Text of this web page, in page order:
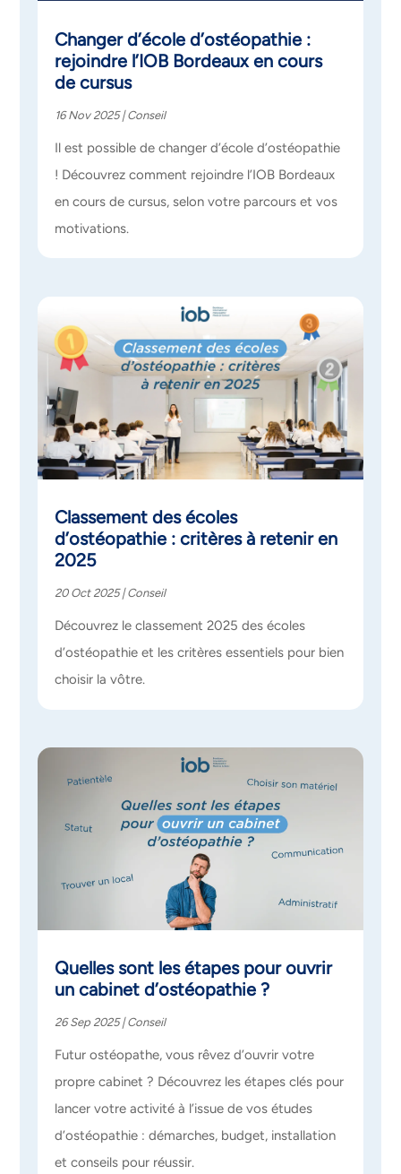
Changer d’école d’ostéopathie :
rejoindre l’IOB Bordeaux en cours
de cursus
16 Nov 2025|Conseil
Il est possible de changer d’école d’ostéopathie
! Découvrez comment rejoindre l’IOB Bordeaux
en cours de cursus, selon votre parcours et vos
motivations.
Classement des écoles
d’ostéopathie : critères à retenir en
2025
20 Oct 2025|Conseil
Découvrez le classement 2025 des écoles
d’ostéopathie et les critères essentiels pour bien
choisir la vôtre.
Quelles sont les étapes pour ouvrir
un cabinet d’ostéopathie ?
26 Sep 2025|Conseil
Futur ostéopathe, vous rêvez d’ouvrir votre
propre cabinet ? Découvrez les étapes clés pour
lancer votre activité à l’issue de vos études
d’ostéopathie : démarches, budget, installation
et conseils pour réussir.